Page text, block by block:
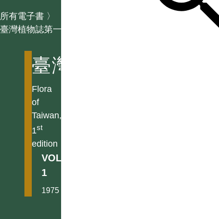
所有電子書 〉
臺灣植物誌第一版
臺灣植物誌第一版
Flora
of
Taiwan,
1st
edition
VOL.
1
1975